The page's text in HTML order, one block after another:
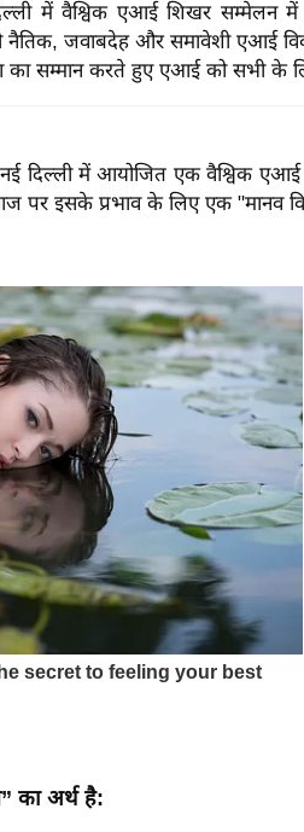
दिल्ली में वैश्विक एआई शिखर सम्मेलन में
नैतिक, जवाबदेह और समावेशी एआई
का सम्मान करते हुए एआई को सभी के
को नई दिल्ली में आयोजित एक वैश्विक
पर इसके प्रभाव के लिए एक "मानव
का अर्थ है: